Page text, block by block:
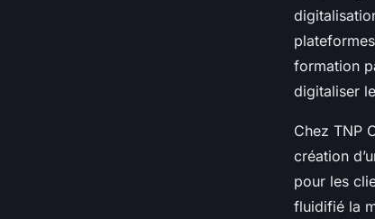
formation
digitaliser
Chez TNP
création
pour les
fluidifié la